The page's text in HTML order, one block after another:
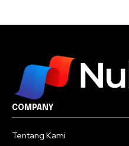
COMPANY
Tentang Kami